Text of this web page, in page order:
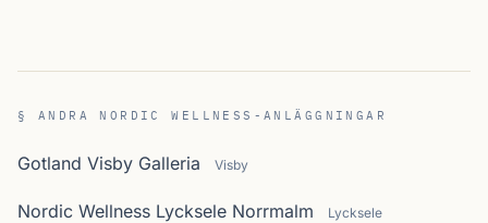
§ ANDRA NORDIC WELLNESS-ANLÄGGNINGAR
Gotland Visby Galleria Visby
Nordic Wellness Lycksele Norrmalm Lycksele